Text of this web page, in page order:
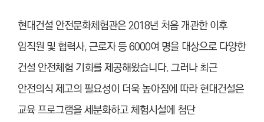
현대건설 안전문화체험관은 2018년 처음 개관한 이후
임직원 및 협력사, 근로자 등 6000여 명을 대상으로 다양한
건설 안전체험 기회를 제공해왔습니다. 그러나 최근
안전의식 제고의 필요성이 더욱 높아짐에 따라 현대건설은
교육 프로그램을 세분화하고 체험시설에 첨단